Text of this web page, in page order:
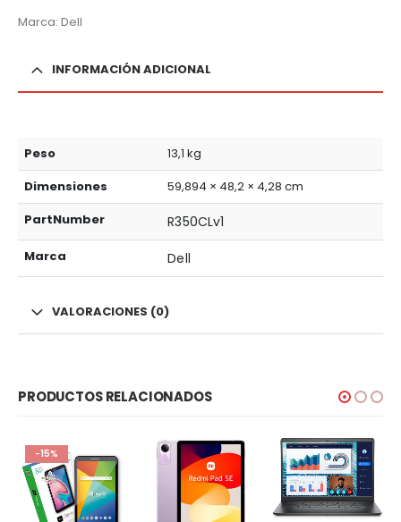
Marca: Dell
INFORMACIÓN ADICIONAL
Peso
13,1 kg
Dimensiones
59,894 × 48,2 × 4,28 cm
PartNumber
R350CLv1
Marca Dell
VALORACIONES (0)
PRODUCTOS RELACIONADOS
-15%